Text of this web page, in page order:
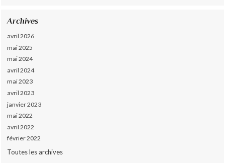
Archives
avril 2026
mai 2025
mai 2024
avril 2024
mai 2023
avril 2023
janvier 2023
mai 2022
avril 2022
février 2022
Toutes les archives